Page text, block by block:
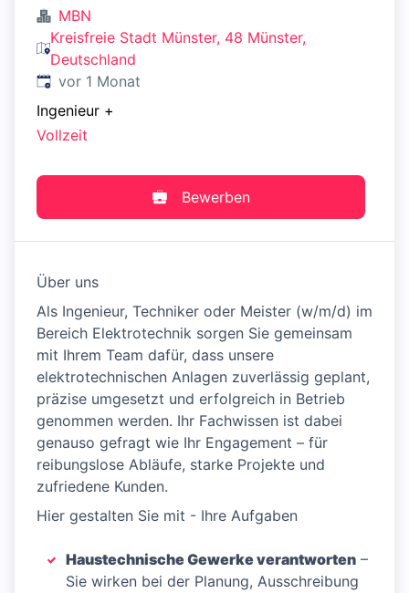
MBN
Kreisfreie Stadt Münster, 48 Münster,
Deutschland
Veröffentlicht:
vor 1 Monat
Ingenieur +
Vollzeit
Bewerben
Über uns
Als Ingenieur, Techniker oder Meister (w/m/d) im
Bereich Elektrotechnik sorgen Sie gemeinsam
mit Ihrem Team dafür, dass unsere
elektrotechnischen Anlagen zuverlässig geplant,
präzise umgesetzt und erfolgreich in Betrieb
genommen werden. Ihr Fachwissen ist dabei
genauso gefragt wie Ihr Engagement – für
reibungslose Abläufe, starke Projekte und
zufriedene Kunden.
Hier gestalten Sie mit - Ihre Aufgaben
Haustechnische Gewerke verantworten –
Sie wirken bei der Planung, Ausschreibung